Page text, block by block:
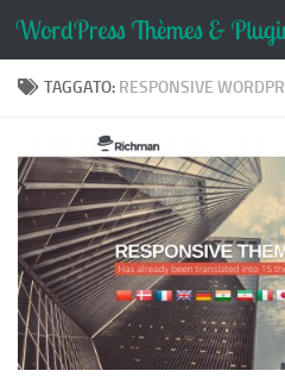
Salta al contenuto
TAGGATO: RESPONSIVE